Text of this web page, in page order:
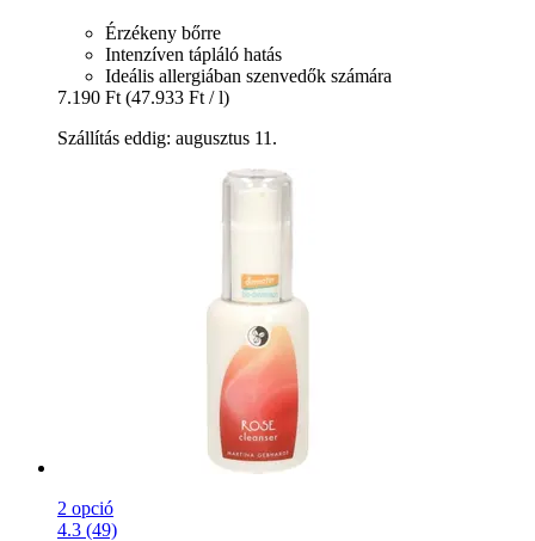
Érzékeny bőrre
Intenzíven tápláló hatás
Ideális allergiában szenvedők számára
7.190 Ft (47.933 Ft / l)
Szállítás eddig: augusztus 11.
2 opció
4.3 (49)